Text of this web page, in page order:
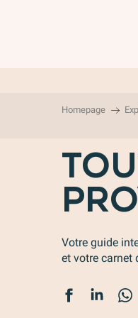
Homepage
Votre guide
et votre carnet